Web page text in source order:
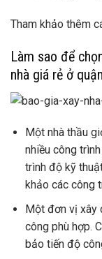
Tham khảo thêm
Làm sao để
nhà giá rẻ ở
Một nhà thầu
nhiều công
trình độ kỹ
khảo các công
Một đơn vị xây
công phù hợp.
bảo tiến độ